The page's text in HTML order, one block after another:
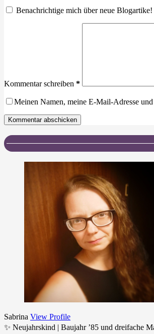
Benachrichtige mich über neue Blogartike!
Kommentar schreiben *
Meinen Namen, meine E-Mail-Adresse
Kommentar abschicken
Sabrina View Profile
✨ Neujahrskind | Baujahr ’85 und dreifache